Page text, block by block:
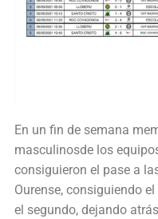
En un fin de semana
masculinosde los
consiguieron el pase a
Ourense, consiguiendo
el segundo, dejando